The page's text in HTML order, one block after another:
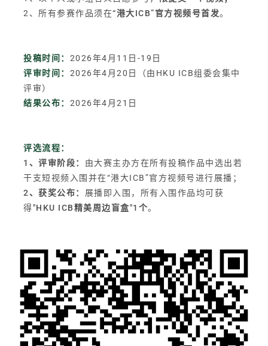
2、所有参赛作品须在“港大ICB”官方视频号首发。
投稿时间： 2026年4月11日-19日
评审时间： 2026年4月20日（由HKU ICB组委会集中
评审）
结果公布： 2026年4月21日
评选流程：
1、评审阶段： 由大赛主办方在所有投稿作品中选出若
干支短视频入围并在“港大ICB”官方视频号进行展播；
2、获奖公布： 展播即入围，所有入围作品均可获
得"HKU ICB精美周边盲盒"1个。